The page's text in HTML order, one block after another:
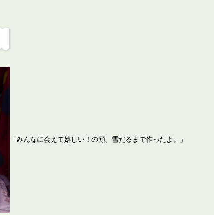
「みんなに会えて嬉しい！の顔。雪だるまで作ったよ。」